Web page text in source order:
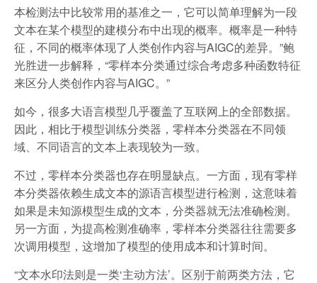
本检测法中比较常用的基准之一，它可以简单理解为一段
文本在某个模型的建模分布中出现的概率。概率是一种特
征，不同的概率体现了人类创作内容与AIGC的差异。”鲍
光胜进一步解释，“零样本分类通过综合考虑多种函数特征
来区分人类创作内容与AIGC。”
如今，很多大语言模型几乎覆盖了互联网上的全部数据。
因此，相比于模型训练分类器，零样本分类器在不同领
域、不同语言的文本上表现较为一致。
不过，零样本分类器也存在明显缺点。一方面，现有零样
本分类器依赖生成文本的源语言模型进行检测，这意味着
如果是未知源模型生成的文本，分类器就无法准确检测。
另一方面，为提高检测准确率，零样本分类器往往需要多
次调用模型，这增加了模型的使用成本和计算时间。
“文本水印法则是一类‘主动方法’。区别于前两类方法，它